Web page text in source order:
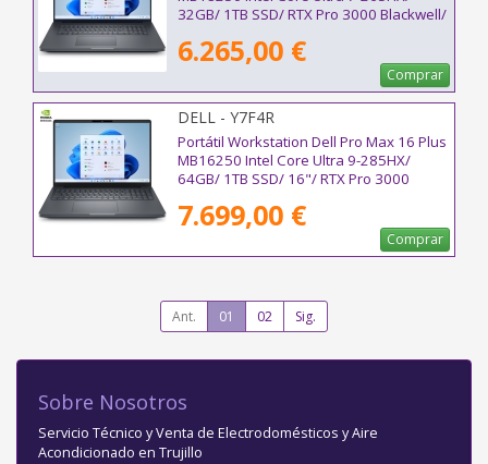
32GB/ 1TB SSD/ RTX Pro 3000 Blackwell/
6.265,00 €
Comprar
DELL - Y7F4R
Portátil Workstation Dell Pro Max 16 Plus
MB16250 Intel Core Ultra 9-285HX/
64GB/ 1TB SSD/ 16"/ RTX Pro 3000
7.699,00 €
Comprar
Ant. 01 02 Sig.
Sobre Nosotros
Servicio Técnico y Venta de Electrodomésticos y Aire
Acondicionado en Trujillo